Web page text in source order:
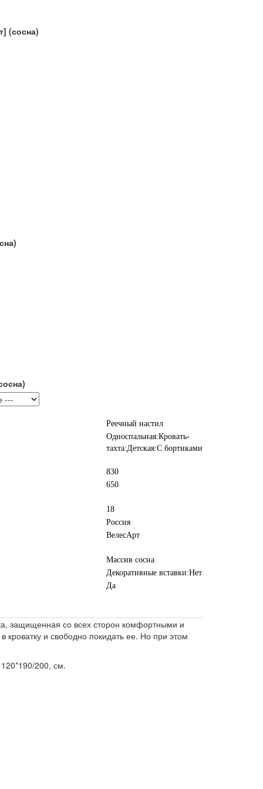
(сосна)
Реечный настил
Односпальная:Кровать-
тахта:Детская:С бортиками
830
650
18
Россия
ВелесАрт
Массив сосна
Декоративные вставки:Нет
Да
защищенная со всех сторон комфортными и
и свободно покидать ее. Но при этом
200, см.